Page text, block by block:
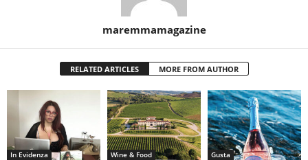
maremmamagazine
RELATED ARTICLES MORE FROM AUTHOR
In Evidenza Wine & Food Gusta